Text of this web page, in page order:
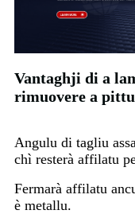
Vantaghji di a
rimuovere a
Angulu di tagliu
chì resterà affilatu
Fermarà affilatu
è metallu.